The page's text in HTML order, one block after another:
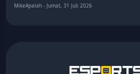
MikeApalah - Jumat, 31 Juli 2026